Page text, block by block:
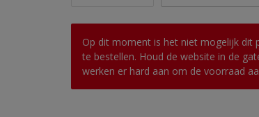
Op dit moment is het niet mogelijk dit
te bestellen. Houd de website in de
werken er hard aan om de voorraad